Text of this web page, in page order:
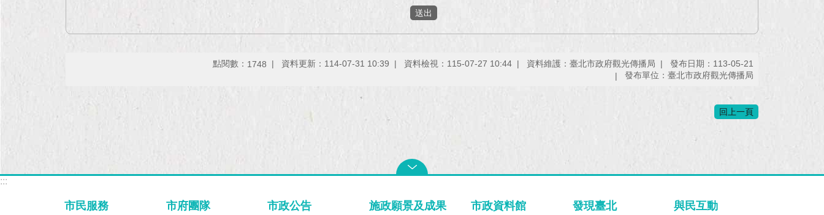
點閱數： 1748 資料更新：114-07-31 10:39 資料檢視：115-07-27 10:44 資料維護：臺北市政府觀光傳播局
發布日期：113-05-21
發布單位：臺北市政府觀光傳播局
回上一頁
:::
市民服務 市府團隊 市政公告 施政願景及成果 市政資料館 發現臺北 與民互動